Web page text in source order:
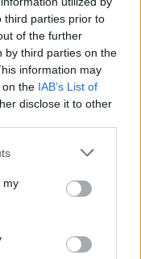
third parties prior to
of the further
by third parties on the
information may
on the IAB’s List of
disclose it to other
my
τους
από την
δύο άτομα
με τις φλόγες